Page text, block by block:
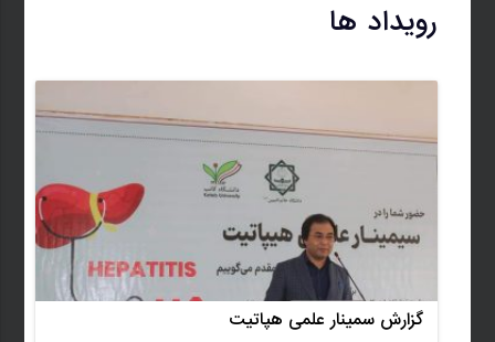
رویداد ها
گزارش سمینار علمی هپاتیت